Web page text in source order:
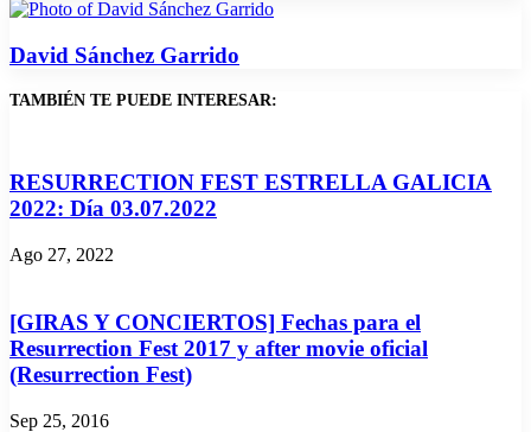
David Sánchez Garrido
TAMBIÉN TE PUEDE INTERESAR:
RESURRECTION FEST ESTRELLA GALICIA
2022: Día 03.07.2022
Ago 27, 2022
[GIRAS Y CONCIERTOS] Fechas para el
Resurrection Fest 2017 y after movie oficial
(Resurrection Fest)
Sep 25, 2016